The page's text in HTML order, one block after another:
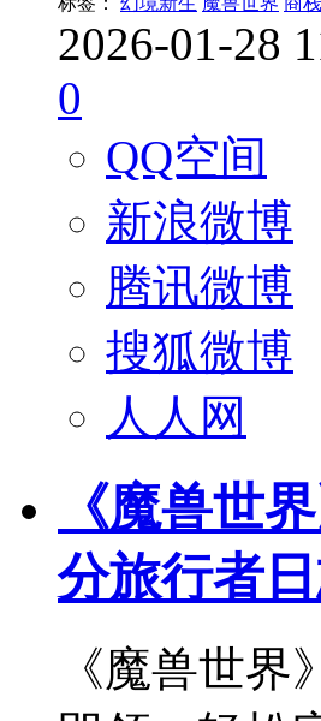
2026-01-28
0
QQ空间
新浪微博
腾讯微博
搜狐微博
人人网
《魔兽世
分旅行者
《魔兽世